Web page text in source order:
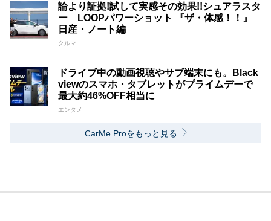
論より証拠!試して実感その効果!!シュアラスタ
ー LOOPパワーショット 『ザ・体感！！』
日産・ノート編
クルマ
ドライブ中の動画視聴やサブ端末にも。Black
viewのスマホ・タブレットがプライムデーで
最大約46%OFF相当に
エンタメ
CarMe Proをもっと見る